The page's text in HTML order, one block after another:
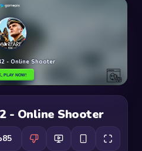
- Online Shooter